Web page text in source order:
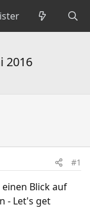
2016
#1
Blick auf
- Let's get